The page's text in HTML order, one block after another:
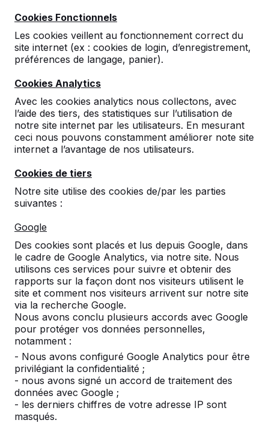
Cookies Fonctionnels
Les cookies veillent au fonctionnement correct du
site internet (ex : cookies de login, d’enregistrement,
préférences de langage, panier).
Cookies Analytics
Avec les cookies analytics nous collectons, avec
l’aide des tiers, des statistiques sur l’utilisation de
notre site internet par les utilisateurs. En mesurant
ceci nous pouvons constamment améliorer note site
internet a l’avantage de nos utilisateurs.
Cookies de tiers
Notre site utilise des cookies de/par les parties
suivantes :
Google
Des cookies sont placés et lus depuis Google, dans
le cadre de Google Analytics, via notre site. Nous
utilisons ces services pour suivre et obtenir des
rapports sur la façon dont nos visiteurs utilisent le
site et comment nos visiteurs arrivent sur notre site
via la recherche Google.
Nous avons conclu plusieurs accords avec Google
pour protéger vos données personnelles,
notamment :
- Nous avons configuré Google Analytics pour être
privilégiant la confidentialité ;
- nous avons signé un accord de traitement des
données avec Google ;
- les derniers chiffres de votre adresse IP sont
masqués.
Table de ping-pong
anthracite ronde
€ 2.550,00hors TVA
2ème produit et suivants
économisez
Couleur
Nombre
Ajouter à la commande